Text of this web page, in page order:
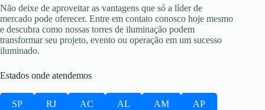
Não deixe de aproveitar as vantagens que só a líder de
mercado pode oferecer. Entre em contato conosco hoje mesmo
e descubra como nossas torres de iluminação podem
transformar seu projeto, evento ou operação em um sucesso
iluminado.
Estados onde atendemos
SP RJ AC AL AM AP